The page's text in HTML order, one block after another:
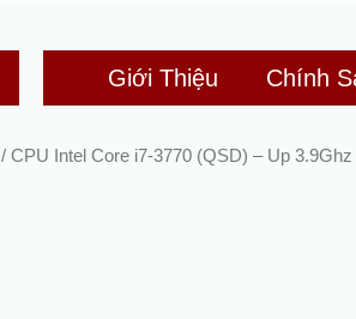
Giới Thiệu Chính
/ CPU Intel Core i7-3770 (QSD) – Up 3.9Ghz